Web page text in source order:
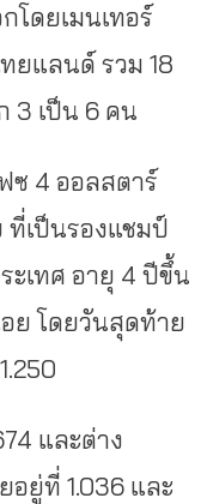
โดยเมนเทอร์
ยแลนด์ รวม 18
3 เป็น 6 คน
ซ 4 ออลสตาร์
ที่เป็นรองแชมป์
ะเทศ อายุ 4 ปีขึ้น
อย โดยวันสุดท้าย
และต่าง
อยู่ที่ 1.036 และ